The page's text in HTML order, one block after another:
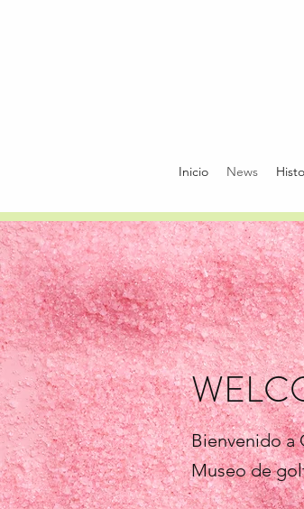
Inicio News
Bienvenido a
Museo de